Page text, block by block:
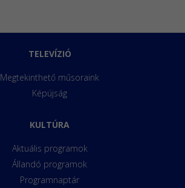
TELEVÍZIÓ
Megtekinthető műsoraink
Képújság
KULTÚRA
Aktuális programok
Állandó programok
Programnaptár